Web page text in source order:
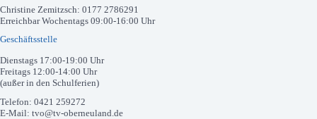
Christine Zemitzsch: 0177 2786291
Erreichbar Wochentags 09:00-16:00 Uhr
Geschäftsstelle
Dienstags 17:00-19:00 Uhr
Freitags 12:00-14:00 Uhr
(außer in den Schulferien)
Telefon: 0421 259272
E-Mail: tvo@tv-oberneuland.de